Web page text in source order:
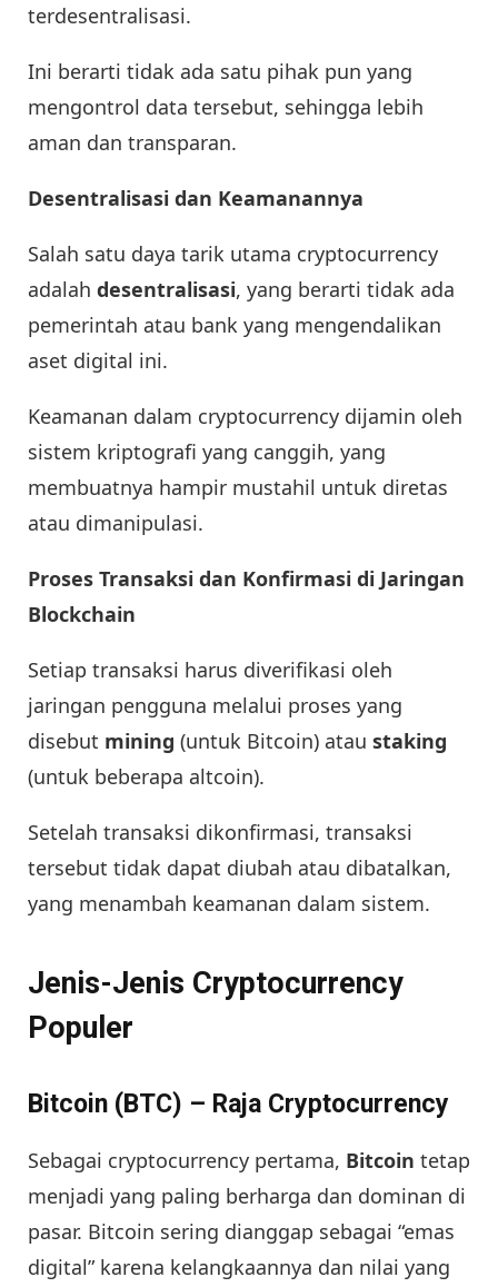
terdesentralisasi.
Ini berarti tidak ada satu pihak pun yang
mengontrol data tersebut, sehingga lebih
aman dan transparan.
Desentralisasi dan Keamanannya
Salah satu daya tarik utama cryptocurrency
adalah desentralisasi, yang berarti tidak ada
pemerintah atau bank yang mengendalikan
aset digital ini.
Keamanan dalam cryptocurrency dijamin oleh
sistem kriptografi yang canggih, yang
membuatnya hampir mustahil untuk diretas
atau dimanipulasi.
Proses Transaksi dan Konfirmasi di Jaringan
Blockchain
Setiap transaksi harus diverifikasi oleh
jaringan pengguna melalui proses yang
disebut mining (untuk Bitcoin) atau staking
(untuk beberapa altcoin).
Setelah transaksi dikonfirmasi, transaksi
tersebut tidak dapat diubah atau dibatalkan,
yang menambah keamanan dalam sistem.
Jenis-Jenis Cryptocurrency
Populer
Bitcoin (BTC) – Raja Cryptocurrency
Sebagai cryptocurrency pertama, Bitcoin tetap
menjadi yang paling berharga dan dominan di
pasar. Bitcoin sering dianggap sebagai “emas
digital” karena kelangkaannya dan nilai yang